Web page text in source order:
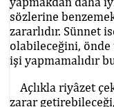
sözlerine
zararlıdır. Sünnet
olabileceğini,
işi yapmamalıdır
Açlıkla riyâzet
zarar